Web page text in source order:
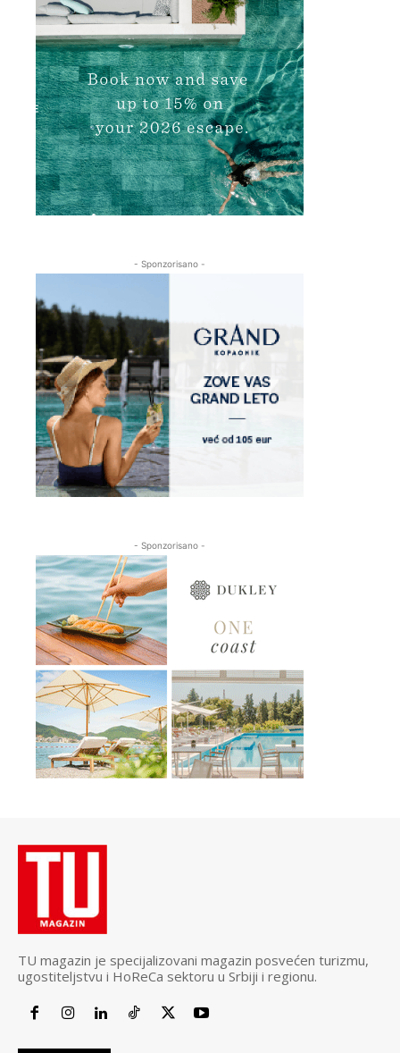
- Sponzorisano -
- Sponzorisano -
TU magazin je specijalizovani magazin posvećen turizmu,
ugostiteljstvu i HoReCa sektoru u Srbiji i regionu.